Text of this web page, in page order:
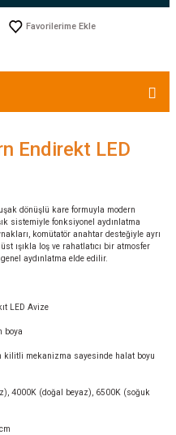
Endirekt LED
dönüşlü kare formuyla modern
sistemiyle fonksiyonel aydınlatma
komütatör anahtar desteğiyle ayrı
ışıkla loş ve rahatlatıcı bir atmosfer
aydınlatma elde edilir.
LED Avize
boya
kilitli mekanizma sayesinde halat boyu
4000K (doğal beyaz), 6500K (soğuk